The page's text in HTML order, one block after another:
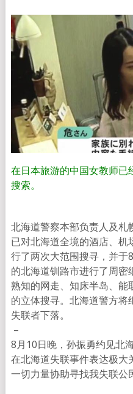
在日本旅游的中国女教师已
搜索。
北海道警察本部负责人及札
已对北海道全境的酒店、
行了两次大范围搜寻，并于
的北海道钏路市进行了周
熟知的网走、知床半岛、能
的立体搜寻。北海道警方
失联者下落。
–
8月10日晚，孙振勇约见北
在北海道失联事件表达极大
一切力量协助寻找我失联公